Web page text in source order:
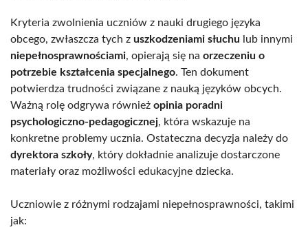
Kryteria zwolnienia uczniów z nauki drugiego języka
obcego, zwłaszcza tych z uszkodzeniami słuchu lub innymi
niepełnosprawnościami, opierają się na orzeczeniu o
potrzebie kształcenia specjalnego. Ten dokument
potwierdza trudności związane z nauką języków obcych.
Ważną rolę odgrywa również opinia poradni
psychologiczno-pedagogicznej, która wskazuje na
konkretne problemy ucznia. Ostateczna decyzja należy do
dyrektora szkoły, który dokładnie analizuje dostarczone
materiały oraz możliwości edukacyjne dziecka.
Uczniowie z różnymi rodzajami niepełnosprawności, takimi
jak: